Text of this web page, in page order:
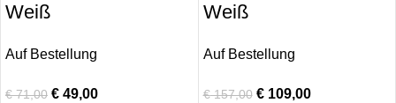
Weiß
Auf Bestellung
€71,00 € 49,00
Weiß
Auf Bestellung
€157,00 €109,00